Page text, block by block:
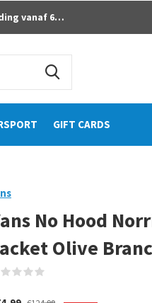
GIFT CARDS
vanaf 60 euro
No Hood
Olive